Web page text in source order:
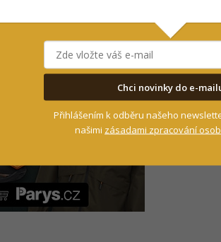
Chci novinky do e-
Přihlášením k odběru našeho
našimi zásadami zpracování